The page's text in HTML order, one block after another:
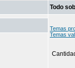
Todo
Temas
Temas